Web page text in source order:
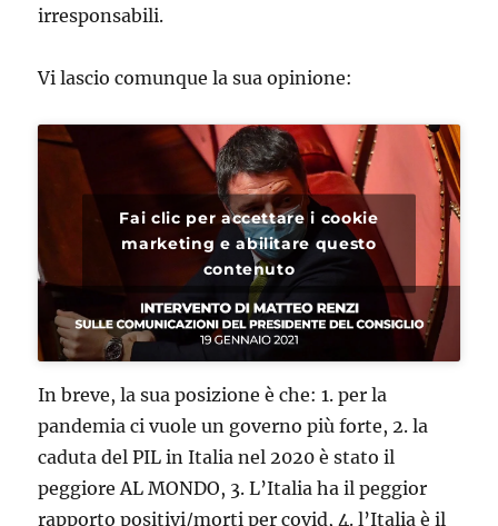
irresponsabili.
Vi lascio comunque la sua opinione:
Fai clic per accettare i cookie
marketing e abilitare questo
contenuto
In breve, la sua posizione è che: 1. per la
pandemia ci vuole un governo più forte, 2. la
caduta del PIL in Italia nel 2020 è stato il
peggiore AL MONDO, 3. L’Italia ha il peggior
rapporto positivi/morti per covid, 4. l’Italia è il